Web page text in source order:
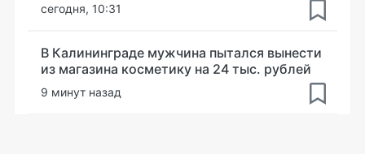
сегодня, 10:31
В Калининграде мужчина пытался вынести
из магазина косметику на 24 тыс. рублей
9 минут назад